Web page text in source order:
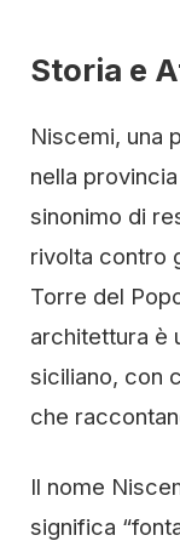
Storia e
Niscemi, una
nella
sinonimo di
rivolta contro
Torre del
architettura è
siciliano, con
che
Il nome
significa